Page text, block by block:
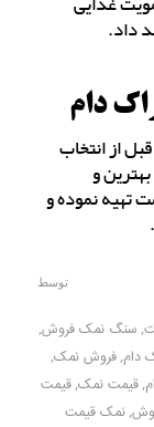
داد.
دام
از انتخاب
و
تهیه نموده و
توسط
, سنگ نمک فروش,
دام,فروش نمک,
, قیمت نمک, قیمت
,نمک قیمت